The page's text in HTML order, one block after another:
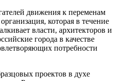
движения к переменам
которая в течение
власти, архитекторов и
города в качестве
потребности
проектов в духе